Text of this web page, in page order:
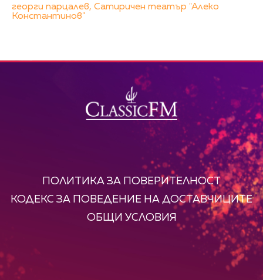
георги парцалев, Сатиричен театър "Алеко
Константинов"
ПОЛИТИКА ЗА ПОВЕРИТЕЛНОСТ
КОДЕКС ЗА ПОВЕДЕНИЕ НА ДОСТАВЧИЦИТЕ
ОБЩИ УСЛОВИЯ